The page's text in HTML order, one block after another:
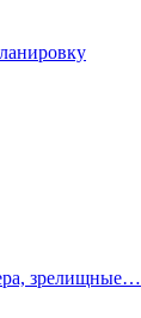
зрелищные…